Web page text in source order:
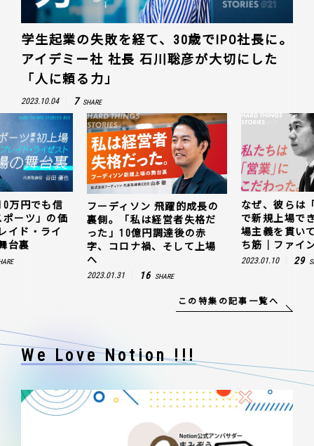
学生起業の失敗を経て、30歳でIPO社長に。
アイデミー社 社長 石川聡彦が大切にした
「人に頼る力」
2023.10.04 7 SHARE
万円でも信
ーツ」の価
イド・ライ
台裏
フーディソン 飛躍的成長の
裏側。「私は経営者失格だ
った」10億円調達後の赤
字、コロナ禍、そして上場
へ
2023.01.31 16 SHARE
なぜ、彼らは
で新規上場で
場主義を貫い
ち筋｜ファイ
2023.01.10 29
この特集の記事一覧へ
We Love Notion !!!